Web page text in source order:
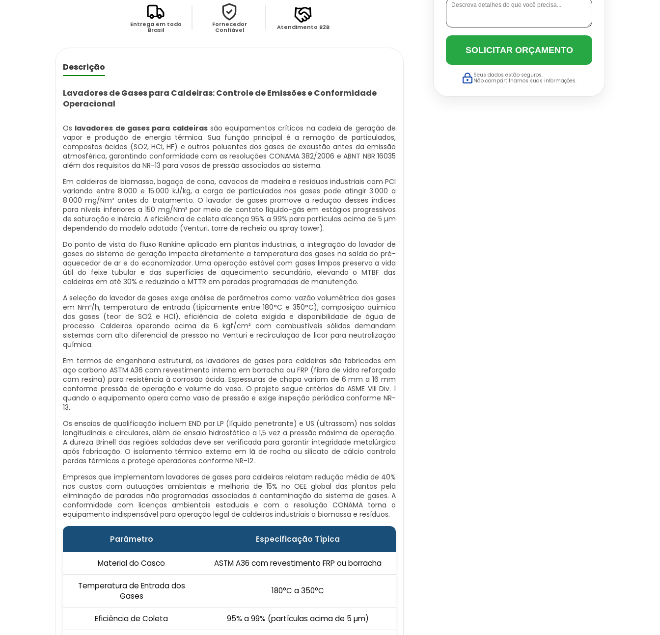
Entrega em todo
Brasil
Fornecedor
Confiável Atendimento B2B
Descrição
Lavadores de Gases para Caldeiras: Controle de Emissões e Conformidade
Operacional
Os lavadores de gases para caldeirassão equipamentos críticos na cadeia de geração de
vapor e produção de energia térmica. Sua função principal é a remoção de particulados,
compostos ácidos (SO2, HCl, HF) e outros poluentes dos gases de exaustão antes da emissão
atmosférica, garantindo conformidade com as resoluções CONAMA 382/2006 e ABNT NBR 16035
além dos requisitos da NR-13 para vasos de pressão associados ao sistema.
Em caldeiras de biomassa, bagaço de cana, cavacos de madeira e resíduos industriais com PCI
variando entre 8.000 e 15.000 kJ/kg, a carga de particulados nos gases pode atingir 3.000 a
8.000 mg/Nm³ antes do tratamento. O lavador de gases promove a redução desses índices
para níveis inferiores a 150 mg/Nm³ por meio de contato líquido-gás em estágios progressivos
de saturação e inércia. A eficiência de coleta alcança 95% a 99% para partículas acima de 5 µm
dependendo do modelo adotado (Venturi, torre de recheio ou spray tower).
Do ponto de vista do fluxo Rankine aplicado em plantas industriais, a integração do lavador de
gases ao sistema de geração impacta diretamente a temperatura dos gases na saída do pré-
aquecedor de ar e do economizador. Uma operação estável com gases limpos preserva a vida
útil do feixe tubular e das superfícies de aquecimento secundário, elevando o MTBF das
caldeiras em até 30% e reduzindo o MTTR em paradas programadas de manutenção.
A seleção do lavador de gases exige análise de parâmetros como: vazão volumétrica dos gases
em Nm³/h, temperatura de entrada (tipicamente entre 180°C e 350°C), composição química
dos gases (teor de SO2 e HCl), eficiência de coleta exigida e disponibilidade de água de
processo. Caldeiras operando acima de 6 kgf/cm² com combustíveis sólidos demandam
sistemas com alto diferencial de pressão no Venturi e recirculação de licor para neutralização
química.
Em termos de engenharia estrutural, os lavadores de gases para caldeiras são fabricados em
aço carbono ASTM A36 com revestimento interno em borracha ou FRP (fibra de vidro reforçada
com resina) para resistência à corrosão ácida. Espessuras de chapa variam de 6 mm a 16 mm
conforme pressão de operação e volume do vaso. O projeto segue critérios da ASME VIII Div. 1
quando o equipamento opera como vaso de pressão e exige inspeção periódica conforme NR-
13.
Os ensaios de qualificação incluem END por LP (líquido penetrante) e US (ultrassom) nas soldas
longitudinais e circulares, além de ensaio hidrostático a 1,5 vez a pressão máxima de operação.
A dureza Brinell das regiões soldadas deve ser verificada para garantir integridade metalúrgica
após fabricação. O isolamento térmico externo em lã de rocha ou silicato de cálcio controla
perdas térmicas e protege operadores conforme NR-12.
Empresas que implementam lavadores de gases para caldeiras relatam redução média de 40%
nos custos com autuações ambientais e melhoria de 15% no OEE global das plantas pela
eliminação de paradas não programadas associadas à contaminação do sistema de gases. A
conformidade com licenças ambientais estaduais e com a resolução CONAMA torna o
equipamento indispensável para operação legal de caldeiras industriais a biomassa e resíduos.
Parâmetro Especificação Típica
Material do Casco ASTM A36 com revestimento FRP ou borracha
Temperatura de Entrada dos
Gases
180°C a 350°C
Eficiência de Coleta 95% a 99% (partículas acima de 5 µm)
SOLICITAR ORÇAMENTO
Seus dados estão seguros.
Não compartilhamos suas informações.